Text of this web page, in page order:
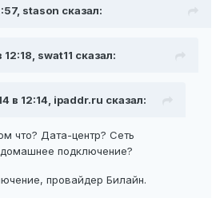
stason сказал:
12:18, swat11 сказал:
в 12:14, ipaddr.ru сказал:
что? Дата-центр? Сеть
подключение?
провайдер Билайн.